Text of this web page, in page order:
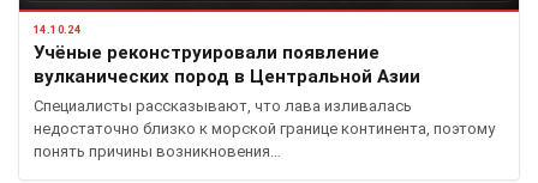
14.10.24
Учёные реконструировали появление
вулканических пород в Центральной Азии
Специалисты рассказывают, что лава изливалась
недостаточно близко к морской границе континента, поэтому
понять причины возникновения…